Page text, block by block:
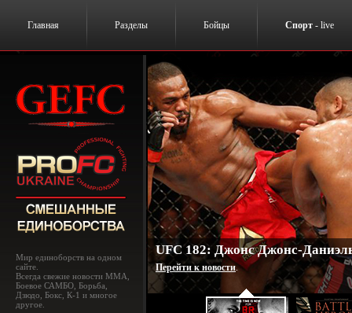
Главная Разделы Бойцы Спорт - live
Мир единоборств на одном
сайте.
Всегда свежие новости MMA,
Боевое САМБО, Борьба,
Дзюдо, Бокс, К-1 и многое
другое.
UFC 182: Джонс Джонс-
Перейти к новости.